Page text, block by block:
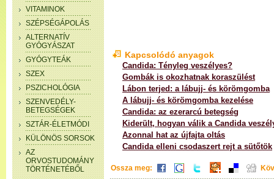
VITAMINOK
SZÉPSÉGÁPOLÁS
ALTERNATÍV
GYÓGYÁSZAT
GYÓGYTEÁK
SZEX
PSZICHOLÓGIA
SZENVEDÉLY-
BETEGSÉGEK
SZTÁR-ÉLETMÓDI
KÜLÖNÖS SORSOK
AZ
ORVOSTUDOMÁNY
TÖRTÉNETÉBŐL
Kapcsolódó anyagok
Candida: Tényleg veszélyes?
Gombák is okozhatnak koraszülést
Lábon terjed: a lábujj- és körömgomba
A lábujj- és körömgomba kezelése
Candida: az ezerarcú betegség
Kiderült, hogyan válik a Candida
Azonnal hat az újfajta oltás
Candida elleni csodaszert rejt a sütőtök
Ossza meg: